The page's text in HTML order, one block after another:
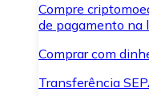
Compre
de pagamento na
Comprar com
Transferência